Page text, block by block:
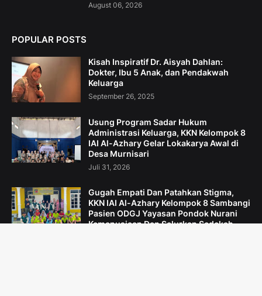
August 06, 2026
POPULAR POSTS
Kisah Inspiratif Dr. Aisyah Dahlan:
Dokter, Ibu 5 Anak, dan Pendakwah
Keluarga
September 26, 2025
Usung Program Sadar Hukum
Administrasi Keluarga, KKN Kelompok 8
IAI Al-Azhary Gelar Lokakarya Awal di
Desa Murnisari
Juli 31, 2026
Gugah Empati Dan Patahkan Stigma,
KKN IAI Al-Azhary Kelompok 8 Sambangi
Pasien ODGJ Yayasan Pondok Nurani
Kemanusiaan Dan Salurkan Sedekah